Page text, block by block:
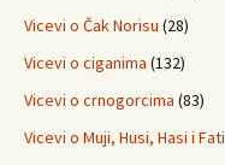
Vicevi o Čak Norisu (28)
Vicevi o ciganima (132)
Vicevi o crnogorcima (83)
Vicevi o Muji, Husi, Hasi i Fati